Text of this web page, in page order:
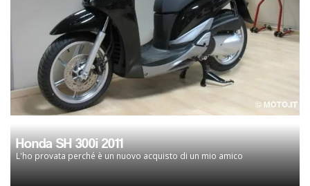
Honda SH 300i 2011
L'ho provata perché è un nuovo acquisto di un mio amico